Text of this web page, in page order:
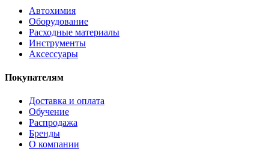
Автохимия
Оборудование
Расходные материалы
Инструменты
Аксессуары
Покупателям
Доставка и оплата
Обучение
Распродажа
Бренды
О компании